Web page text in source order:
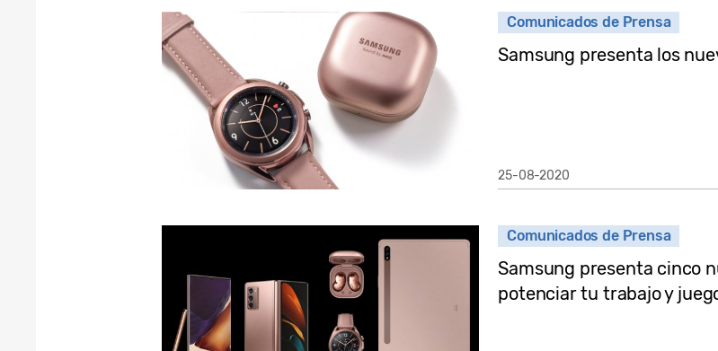
Comunicados de Prensa
Samsung presenta los
25-08-2020
Comunicados de Prensa
Samsung presenta cinco
potenciar tu trabajo y